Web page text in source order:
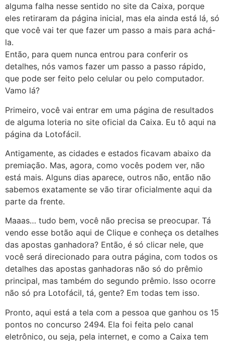
alguma falha nesse sentido no site da Caixa, porque
eles retiraram da página inicial, mas ela ainda está lá, só
que você vai ter que fazer um passo a mais para achá-
la.
Então, para quem nunca entrou para conferir os
detalhes, nós vamos fazer um passo a passo rápido,
que pode ser feito pelo celular ou pelo computador.
Vamo lá?
Primeiro, você vai entrar em uma página de resultados
de alguma loteria no site oficial da Caixa. Eu tô aqui na
página da Lotofácil.
Antigamente, as cidades e estados ficavam abaixo da
premiação. Mas, agora, como vocês podem ver, não
está mais. Alguns dias aparece, outros não, então não
sabemos exatamente se vão tirar oficialmente aqui da
parte da frente.
Maaas… tudo bem, você não precisa se preocupar. Tá
vendo esse botão aqui de Clique e conheça os detalhes
das apostas ganhadora? Então, é só clicar nele, que
você será direcionado para outra página, com todos os
detalhes das apostas ganhadoras não só do prêmio
principal, mas também do segundo prêmio. Isso ocorre
não só pra Lotofácil, tá, gente? Em todas tem isso.
Pronto, aqui está a tela com a pessoa que ganhou os 15
pontos no concurso 2494. Ela foi feita pelo canal
eletrônico, ou seja, pela internet, e como a Caixa tem